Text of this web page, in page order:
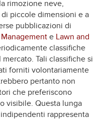
rimozione neve,
piccole dimensioni e a
pubblicazioni di
e Lawn and
classifiche
Tali classifiche si
forniti volontariamente
pertanto non
che preferiscono
visibile. Questa lunga
rappresenta